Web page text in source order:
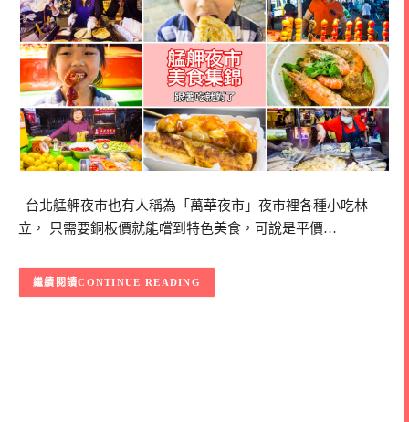
台北艋舺夜市也有人稱為「萬華夜市」夜市裡各種小吃林
立， 只需要銅板價就能嚐到特色美食，可說是平價…
CONTINUE READING